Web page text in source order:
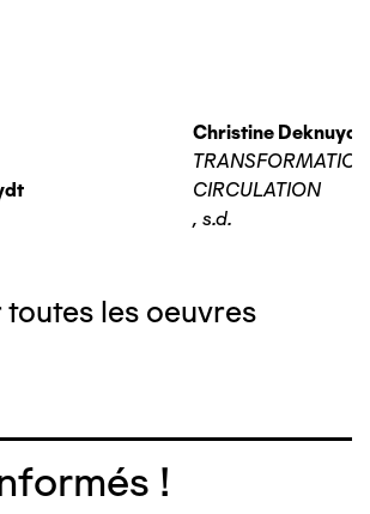
Christine Deknuydt
TRANSFORMATION
CIRCULATION
, s.d.
toutes les oeuvres
!